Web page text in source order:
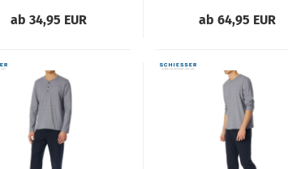
ab 34,95 EUR ab 64,95 EUR